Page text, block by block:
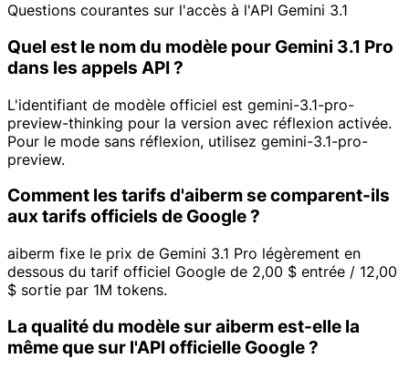
Questions courantes sur l'accès à l'API Gemini 3.1
Quel est le nom du modèle pour Gemini 3.1 Pro
dans les appels API ?
L'identifiant de modèle officiel est gemini-3.1-pro-
preview-thinking pour la version avec réflexion activée.
Pour le mode sans réflexion, utilisez gemini-3.1-pro-
preview.
Comment les tarifs d'aiberm se comparent-ils
aux tarifs officiels de Google ?
aiberm fixe le prix de Gemini 3.1 Pro légèrement en
dessous du tarif officiel Google de 2,00 $ entrée / 12,00
$ sortie par 1M tokens.
La qualité du modèle sur aiberm est-elle la
même que sur l'API officielle Google ?